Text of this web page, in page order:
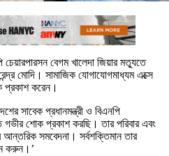
চেয়ারপারসন বেগম খালেদা জিয়ার মত্যুতে
মোদি। সামাজিক যোগাযোগমাধ্যম এক্সে
প্রকাশ করেন।
সাবেক প্রধানমন্ত্রী ও বিএনপি
গভীর শোক প্রকাশ করছি। তার পরিবার এবং
আন্তরিক সমবেদনা। সর্বশক্তিমান তার
করুন।’